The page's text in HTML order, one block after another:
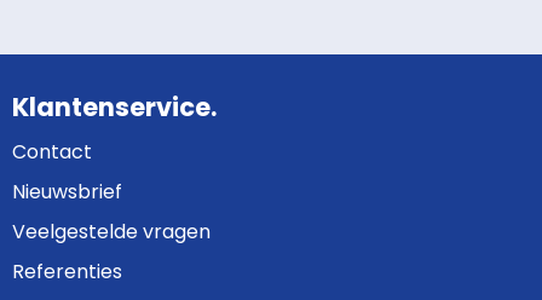
Klantenservice.
Contact
Nieuwsbrief
Veelgestelde vragen
Referenties